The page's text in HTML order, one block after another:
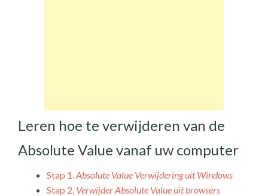
Leren hoe te verwijderen van de
Absolute Value vanaf uw computer
Stap 1.Absolute Value Verwijdering uit Windows
Stap 2. Verwijder Absolute Value uit browsers